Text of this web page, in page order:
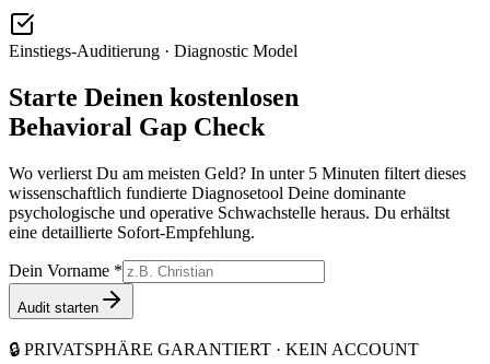
Einstiegs-Auditierung · Diagnostic Model
Starte Deinen kostenlosen
Behavioral Gap Check
Wo verlierst Du am meisten Geld? In unter 5 Minuten filtert dieses
wissenschaftlich fundierte Diagnosetool Deine dominante
psychologische und operative Schwachstelle heraus. Du erhältst
eine detaillierte Sofort-Empfehlung.
Dein Vorname *
Audit starten
🔒 PRIVATSPHÄRE GARANTIERT · KEIN ACCOUNT